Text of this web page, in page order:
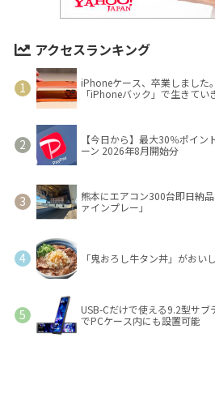
アクセスランキング
iPhoneケース、卒業しました
「iPhoneバック」で生きてい
【今日から】最大30％ポイ
ーン 2026年8月開始分
熊本にエアコン300台即日納
ァインプレー」
「鬼おろし牛タン丼」がお
USB-Cだけで使える9.2型サ
でPCケース内にも設置可能